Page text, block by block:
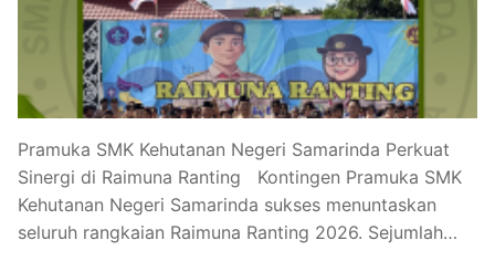
Pramuka SMK Kehutanan Negeri Samarinda Perkuat
Sinergi di Raimuna Ranting Kontingen Pramuka SMK
Kehutanan Negeri Samarinda sukses menuntaskan
seluruh rangkaian Raimuna Ranting 2026. Sejumlah…